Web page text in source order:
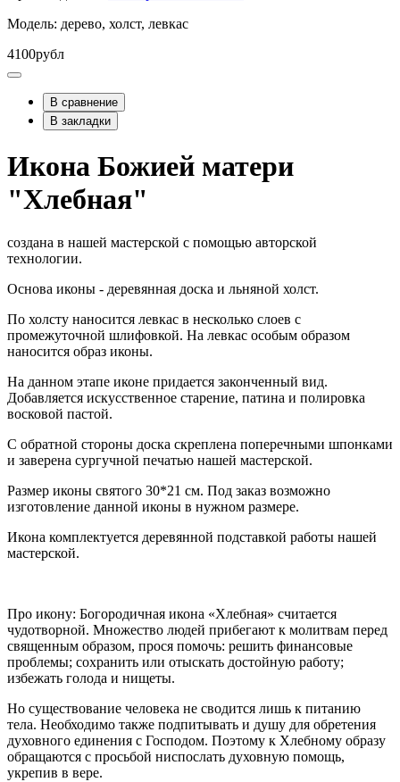
Модель: дерево, холст, левкас
4100рубл
В сравнение
В закладки
Икона Божией матери
"Хлебная"
создана в нашей мастерской с помощью авторской
технологии.
Основа иконы - деревянная доска и льняной холст.
По холсту наносится левкас в несколько слоев с
промежуточной шлифовкой. На левкас особым образом
наносится образ иконы.
На данном этапе иконе придается законченный вид.
Добавляется искусственное старение, патина и полировка
восковой пастой.
С обратной стороны доска скреплена поперечными шпонками
и заверена сургучной печатью нашей мастерской.
Размер иконы святого 30*21 см. Под заказ возможно
изготовление данной иконы в нужном размере.
Икона комплектуется деревянной подставкой работы нашей
мастерской.
Про икону: Богородичная икона «Хлебная» считается
чудотворной. Множество людей прибегают к молитвам перед
священным образом, прося помочь: решить финансовые
проблемы; сохранить или отыскать достойную работу;
избежать голода и нищеты.
Но существование человека не сводится лишь к питанию
тела. Необходимо также подпитывать и душу для обретения
духовного единения с Господом. Поэтому к Хлебному образу
обращаются с просьбой ниспослать духовную помощь,
укрепив в вере.